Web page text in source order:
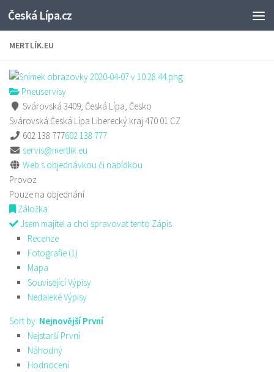
Skip to content
Česká Lípa.cz
MERTLÍK.EU
Pneuservisy
Svárovská 3409, Česká Lípa, Česko
Svárovská Česká Lípa Liberecký kraj470 01 CZ
602 138 777602 138 777
servis@mertlik.eu
Web s objednávkou či nabídkou
Provoz
Pouze na objednání
Záložka
Jsem majitel a chci spravovat tento Zápis
Recenze
Fotografie (1)
Mapa
Související Výpisy
Nedaleké Výpisy
Sort by: Nejnovější První
Nejstarší První
Náhodný
Hodnocení